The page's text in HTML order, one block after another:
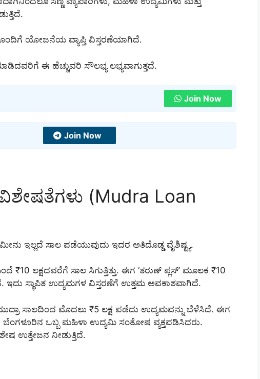
ಯೋಜನೆಯ ವ್ಯಾಪ್ತಿ ವಿಸ್ತರಣೆಯಾಗಿದೆ.
ಈ ಹೆಚ್ಚುವರಿ ಸೌಲಭ್ಯ ಲಭ್ಯವಾಗುತ್ತದೆ.
Join Now
Join Now
(Mudra Loan
ಇಲ್ಲದೆ ಸಾಲ ಪಡೆಯುವುದು ಇದರ ಅತಿದೊಡ್ಡ ವೈಶಿಷ್ಟ್ಯ.
₹10 ಲಕ್ಷದವರೆಗೆ ಸಾಲ ಸಿಗುತ್ತಿತ್ತು. ಈಗ ‘ತರುಣ್ ಪ್ಲಸ್’ ಮೂಲಕ ₹10
ಇದು ಸ್ಥಾಪಿತ ಉದ್ಯಮಗಳ ವಿಸ್ತರಣೆಗೆ ಉತ್ತಮ ಅವಕಾಶವಾಗಿದೆ.
ಸಾಲದಿಂದ ಮೊದಲು ₹5 ಲಕ್ಷ ಪಡೆದು ಉದ್ಯಮವನ್ನು ಬೆಳೆಸಿದೆ. ಈಗ
ಬೆಂಗಳೂರಿನ ಒಬ್ಬ ಮಹಿಳಾ ಉದ್ಯಮಿ ಸಂತೋಷ ವ್ಯಕ್ತಪಡಿಸಿದರು.
ಉತ್ತೇಜನ ನೀಡುತ್ತಿದೆ.